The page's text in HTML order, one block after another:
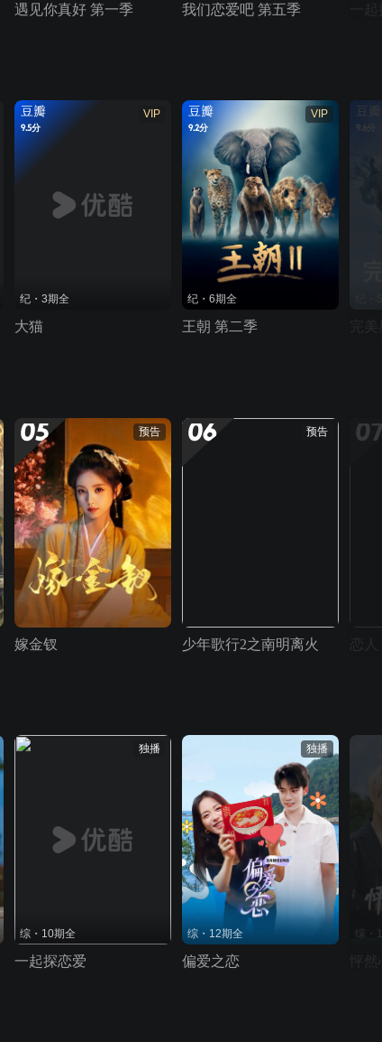
遇见你真好 第一季 我们恋爱吧 第五季
VIP
豆瓣
9.5分
纪・3期全
大猫
VIP
豆瓣
9.2分
纪・6期全
王朝 第二季
豆瓣
9.6分
05 预告
嫁金钗
06 预告
少年歌行2之南明离火
独播
综・10期全
一起探恋爱
独播
综・12期全
偏爱之恋
综・